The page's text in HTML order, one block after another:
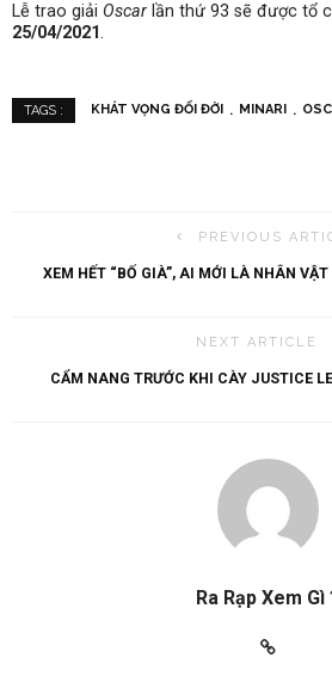
Lễ trao giải Oscar lần thứ 93 sẽ được tổ
25/04/2021.
TAGS : KHÁT VỌNG ĐỔI ĐỜI MINARI
PREVIOUS
XEM HẾT “BỐ GIÀ”, AI MỚI LÀ NHÂN
NEXT ARTICLE
CẨM NANG TRƯỚC KHI CÀY JUSTICE
Ra Rạp Xem Gì